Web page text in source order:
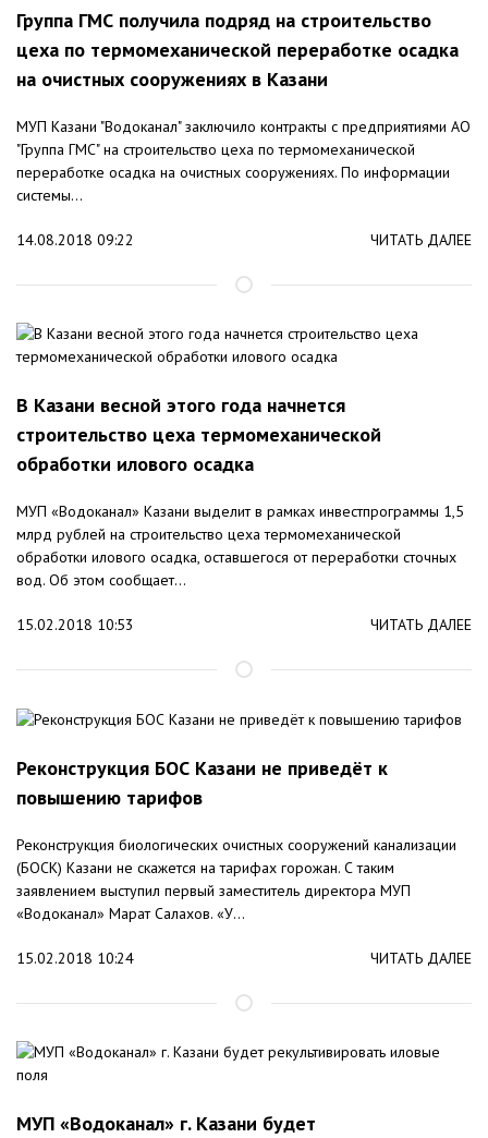
Группа ГМС получила подряд на строительство
цеха по термомеханической переработке осадка
на очистных сооружениях в Казани
МУП Казани "Водоканал" заключило контракты с предприятиями АО
"Группа ГМС" на строительство цеха по термомеханической
переработке осадка на очистных сооружениях. По информации
системы...
14.08.2018 09:22 ЧИТАТЬ ДАЛЕЕ
В Казани весной этого года начнется
строительство цеха термомеханической
обработки илового осадка
МУП «Водоканал» Казани выделит в рамках инвестпрограммы 1,5
млрд рублей на строительство цеха термомеханической
обработки илового осадка, оставшегося от переработки сточных
вод. Об этом сообщает...
15.02.2018 10:53 ЧИТАТЬ ДАЛЕЕ
Реконструкция БОС Казани не приведёт к
повышению тарифов
Реконструкция биологических очистных сооружений канализации
(БОСК) Казани не скажется на тарифах горожан. С таким
заявлением выступил первый заместитель директора МУП
«Водоканал» Марат Салахов. «У...
15.02.2018 10:24 ЧИТАТЬ ДАЛЕЕ
МУП «Водоканал» г. Казани будет